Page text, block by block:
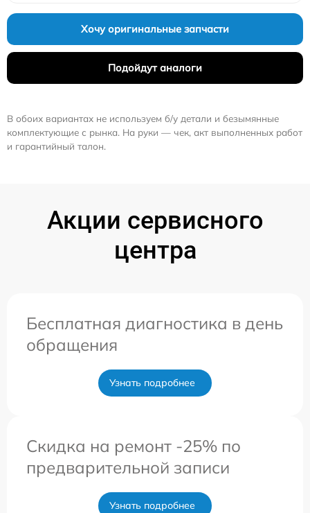
Хочу оригинальные запчасти
Подойдут аналоги
В обоих вариантах не используем б/у детали и безымянные
комплектующие с рынка. На руки — чек, акт выполненных работ
и гарантийный талон.
Акции сервисного
центра
Бесплатная диагностика в день
обращения
Узнать подробнее
Скидка на ремонт -25% по
предварительной записи
Узнать подробнее